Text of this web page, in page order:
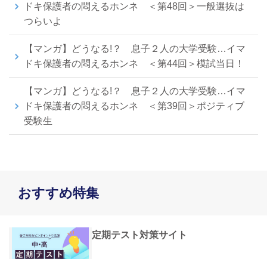
ドキ保護者の悶えるホンネ ＜第48回＞一般選抜は
つらいよ
【マンガ】どうなる!？ 息子２人の大学受験…イマ
ドキ保護者の悶えるホンネ ＜第44回＞模試当日！
【マンガ】どうなる!？ 息子２人の大学受験…イマ
ドキ保護者の悶えるホンネ ＜第39回＞ポジティブ
受験生
おすすめ特集
定期テスト対策サイト